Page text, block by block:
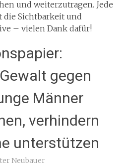
und weiterzutragen. Jede
Sichtbarkeit und
– vielen Dank dafür!
gegen
Männer
verhindern
unterstützen
Neubauer